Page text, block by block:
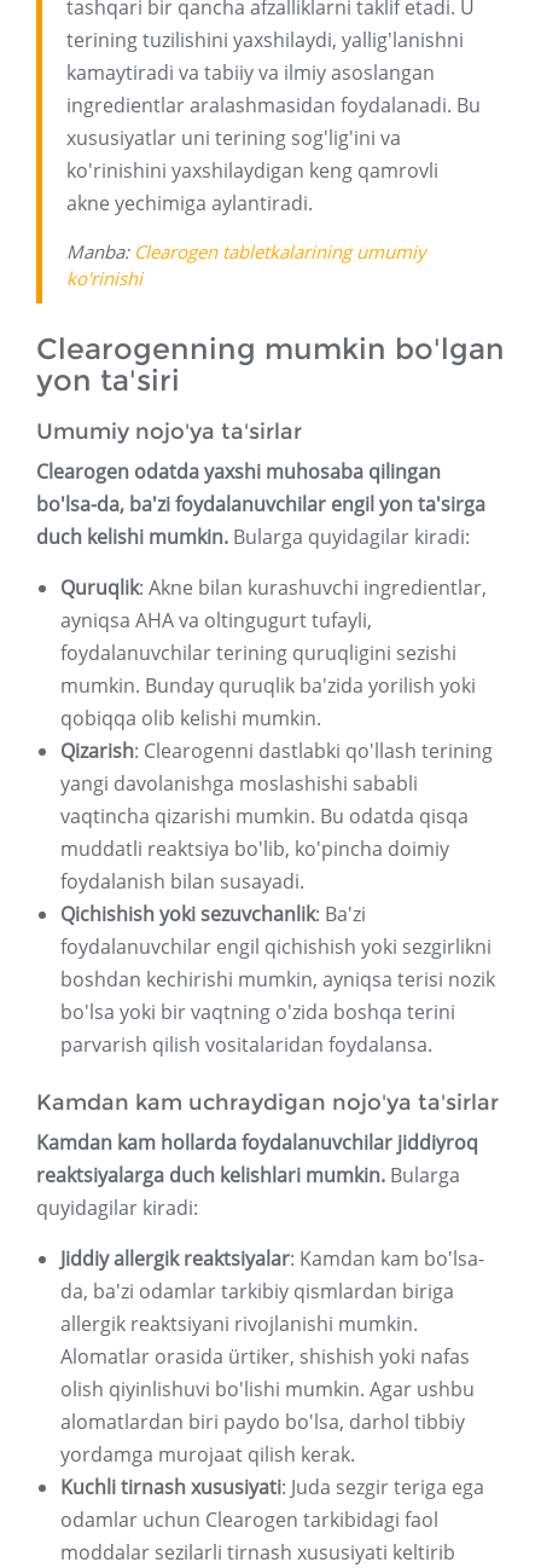
tashqari bir qancha afzalliklarni taklif etadi. U
terining tuzilishini yaxshilaydi, yallig'lanishni
kamaytiradi va tabiiy va ilmiy asoslangan
ingredientlar aralashmasidan foydalanadi. Bu
xususiyatlar uni terining sog'lig'ini va
ko'rinishini yaxshilaydigan keng qamrovli
akne yechimiga aylantiradi.
Manba: Clearogen tabletkalarining umumiy
ko'rinishi
Clearogenning mumkin bo'lgan
yon ta'siri
Umumiy nojo'ya ta'sirlar
Clearogen odatda yaxshi muhosaba qilingan
bo'lsa-da, ba'zi foydalanuvchilar engil yon ta'sirga
duch kelishi mumkin. Bularga quyidagilar kiradi:
Quruqlik: Akne bilan kurashuvchi ingredientlar,
ayniqsa AHA va oltingugurt tufayli,
foydalanuvchilar terining quruqligini sezishi
mumkin. Bunday quruqlik ba'zida yorilish yoki
qobiqqa olib kelishi mumkin.
Qizarish: Clearogenni dastlabki qo'llash terining
yangi davolanishga moslashishi sababli
vaqtincha qizarishi mumkin. Bu odatda qisqa
muddatli reaktsiya bo'lib, ko'pincha doimiy
foydalanish bilan susayadi.
Qichishish yoki sezuvchanlik: Ba'zi
foydalanuvchilar engil qichishish yoki sezgirlikni
boshdan kechirishi mumkin, ayniqsa terisi nozik
bo'lsa yoki bir vaqtning o'zida boshqa terini
parvarish qilish vositalaridan foydalansa.
Kamdan kam uchraydigan nojo'ya ta'sirlar
Kamdan kam hollarda foydalanuvchilar jiddiyroq
reaktsiyalarga duch kelishlari mumkin. Bularga
quyidagilar kiradi:
Jiddiy allergik reaktsiyalar: Kamdan kam bo'lsa-
da, ba'zi odamlar tarkibiy qismlardan biriga
allergik reaktsiyani rivojlanishi mumkin.
Alomatlar orasida ürtiker, shishish yoki nafas
olish qiyinlishuvi bo'lishi mumkin. Agar ushbu
alomatlardan biri paydo bo'lsa, darhol tibbiy
yordamga murojaat qilish kerak.
Kuchli tirnash xususiyati: Juda sezgir teriga ega
odamlar uchun Clearogen tarkibidagi faol
moddalar sezilarli tirnash xususiyati keltirib